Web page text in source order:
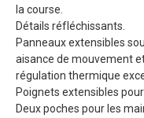
la course.
Détails réfléchissants.
Panneaux extensibles
aisance de mouvement
régulation thermique
Poignets extensibles
Deux poches pour les